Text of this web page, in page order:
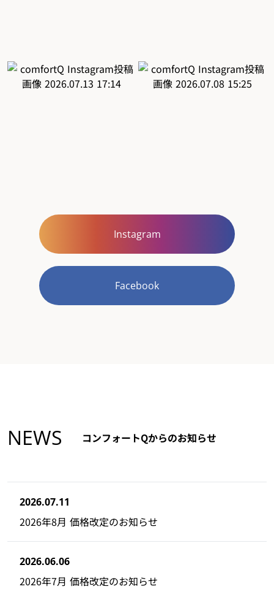
Instagram
Facebook
NEWS コンフォートQからのお知らせ
2026.07.11
2026年8月 価格改定のお知らせ
2026.06.06
2026年7月 価格改定のお知らせ